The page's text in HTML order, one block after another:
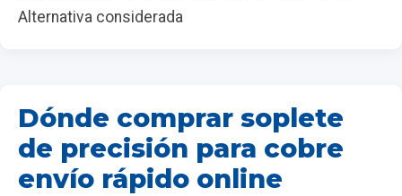
Alternativa considerada
Dónde comprar soplete
de precisión para cobre
envío rápido online